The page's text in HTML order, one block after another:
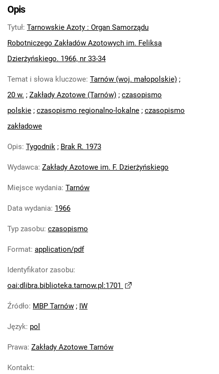
Tarnowskie Azoty : Organ Samorządu
Robotniczego Zakładów Azotowych im.
Feliksa Dzierżyńskiego. 1966, nr 6
Robotniczego Zakładów Azotowych im.
Feliksa Dzierżyńskiego. 1966, nr 7
Tarnowskie Azoty : Organ Samorządu
Tarnowskie Azoty : Organ Samorządu
Feliksa Dzierżyńskiego. 1966, nr 9
Robotniczego Zakładów Azotowych im.
Feliksa Dzierżyńskiego. 1966, nr 10
Robotniczego Zakładów Azotowych im.
Feliksa Dzierżyńskiego. 1966, nr 11
Robotniczego Zakładów Azotowych im.
Feliksa Dzierżyńskiego. 1966, nr 12
Robotniczego Zakładów Azotowych im.
Robotniczego Zakładów Azotowych im.
Opis
Tytuł: Tarnowskie Azoty : Organ Samorządu
Robotniczego Zakładów Azotowych im. Feliksa
Dzierżyńskiego. 1966, nr 33-34
Temat i słowa kluczowe: Tarnów (woj. małopolskie) ;
20 w. ; Zakłady Azotowe (Tarnów) ; czasopismo
polskie ; czasopismo regionalno-lokalne ; czasopismo
zakładowe
Opis: Tygodnik ; Brak R. 1973
Wydawca: Zakłady Azotowe im. F. Dzierżyńskiego
Miejsce wydania: Tarnów
Data wydania: 1966
Typ zasobu: czasopismo
Format: application/pdf
Identyfikator zasobu:
oai:dlibra.biblioteka.tarnow.pl:1701
Źródło: MBP Tarnów ; IW
Język: pol
Prawa: Zakłady Azotowe Tarnów
Kontakt: